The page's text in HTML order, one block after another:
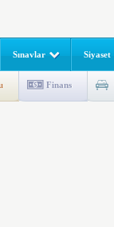
Sınavlar Siyaset
Finans